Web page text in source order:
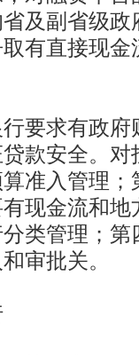
及副省级政
有直接现
求有政府
款安全。对
准入管理；
现金流和地
类管理；第
审批关。